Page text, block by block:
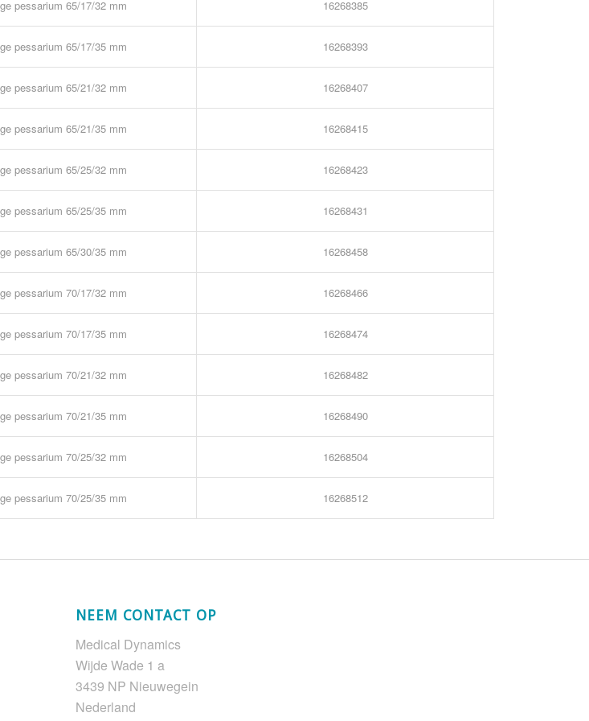
pessarium 65/17/32 mm 16268385
pessarium 65/17/35 mm 16268393
pessarium 65/21/32 mm 16268407
pessarium 65/21/35 mm 16268415
pessarium 65/25/32 mm 16268423
pessarium 65/25/35 mm 16268431
pessarium 65/30/35 mm 16268458
pessarium 70/17/32 mm 16268466
pessarium 70/17/35 mm 16268474
pessarium 70/21/32 mm 16268482
pessarium 70/21/35 mm 16268490
pessarium 70/25/32 mm 16268504
pessarium 70/25/35 mm 16268512
NEEM CONTACT OP
Medical Dynamics
Wijde Wade 1 a
3439 NP Nieuwegein
Nederland